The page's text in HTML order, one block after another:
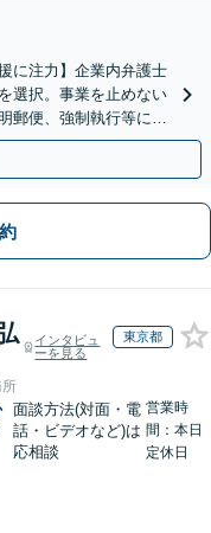
に注力】企業内弁護士
選択。事業を止めない
郵便、強制執行等に精
面談◎】
インタビュ
ーを見る
東京都
面談方法(対面・電
話・ビデオなど)は
応相談
営業時
間：本日
定休日